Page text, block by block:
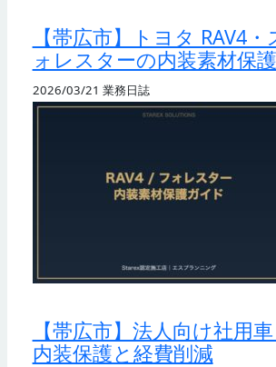
【帯広市】トヨタ RAV4
ォレスターの内装素材保
2026/03/21 業務日誌
【帯広市】法人向け社用
内装保護と経費削減